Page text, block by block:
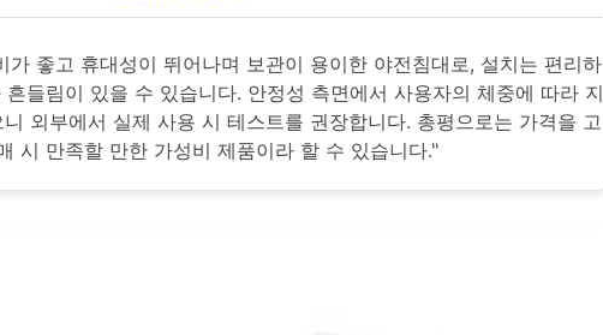
가 좋고 휴대성이 뛰어나며 보관이 용이한 야전침대로, 설치는 편리하
들림이 있을 수 있습니다. 안정성 측면에서 사용자의 체중에 따라 지
외부에서 실제 사용 시 테스트를 권장합니다. 총평으로는 가격을 고
시 만족할 만한 가성비 제품이라 할 수 있습니다."